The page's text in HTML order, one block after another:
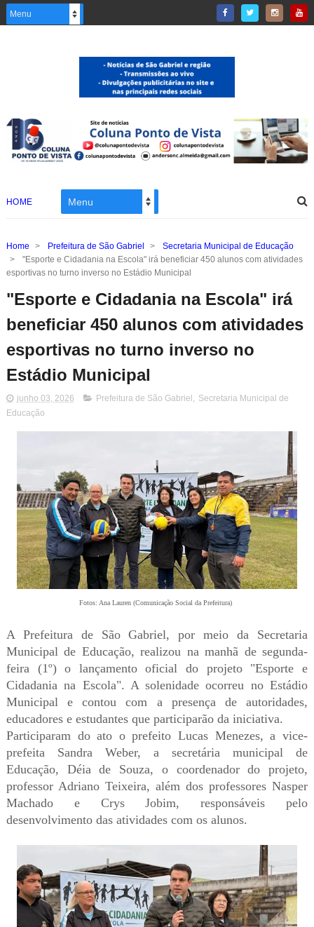
HOME
Home > Prefeitura de São Gabriel >
Secretaria Municipal de Educação
>
"Esporte e Cidadania na Escola" irá beneficiar 450 alunos com atividades
esportivas no turno inverso no Estádio Municipal
"Esporte e Cidadania na Escola" irá
beneficiar 450 alunos com atividades
esportivas no turno inverso no
Estádio Municipal
junho 03, 2026 Prefeitura de São Gabriel , Secretaria Municipal de
Educação
Fotos: Ana Lauren (Comunicação Social da Prefeitura)
A Prefeitura de São Gabriel, por meio da Secretaria
Municipal de Educação, realizou na manhã de segunda-
feira (1º) o lançamento oficial do projeto "Esporte e
Cidadania na Escola". A solenidade ocorreu no Estádio
Municipal e contou com a presença de autoridades,
educadores e estudantes que participarão da iniciativa.
Participaram do ato o prefeito Lucas Menezes, a vice-
prefeita Sandra Weber, a secretária municipal de
Educação, Déia de Souza, o coordenador do projeto,
professor Adriano Teixeira, além dos professores Nasper
Machado e Crys Jobim, responsáveis pelo
desenvolvimento das atividades com os alunos.